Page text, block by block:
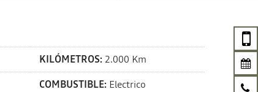
KILÓMETROS: 2.000 Km
COMBUSTIBLE: Electrico